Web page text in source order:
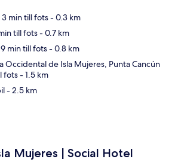
min till fots- 0.3 km
till fots- 0.7 km
min till fots- 0.8 km
Occidental de Isla Mujeres, Punta Cancún
fots- 1.5 km
- 2.5 km
Mujeres | Social Hotel